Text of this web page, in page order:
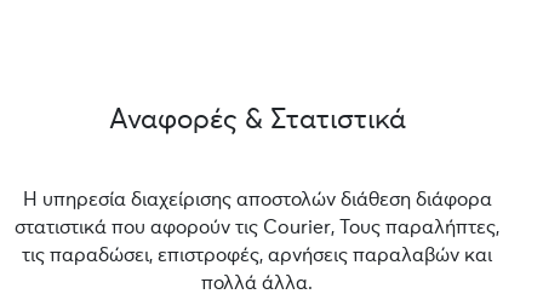
Αναφορές & Στατιστικά
Η υπηρεσία διαχείρισης αποστολών διάθεση διάφορα
στατιστικά που αφορούν τις Courier, Τους παραλήπτες,
τις παραδώσει, επιστροφές, αρνήσεις παραλαβών και
πολλά άλλα.